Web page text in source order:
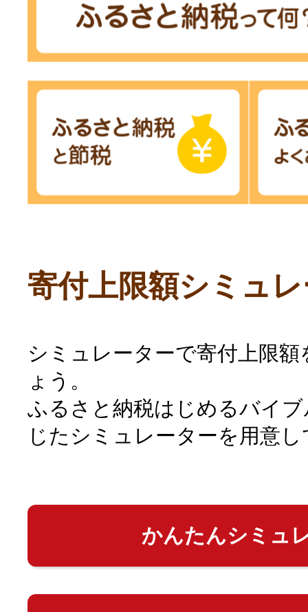
寄付上限額シミュ
シミュレーターで寄付上限
ょう。
ふるさと納税はじめるバイ
じたシミュレーターを用意
かんたんシミュ